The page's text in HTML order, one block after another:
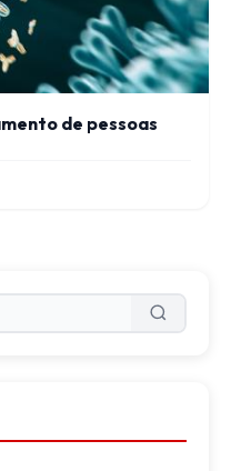
de pessoas